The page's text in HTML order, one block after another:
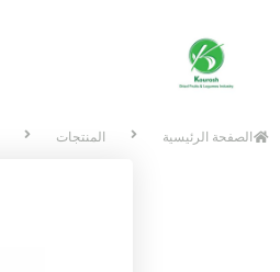
الصفحة الرئیسیة المنتجات